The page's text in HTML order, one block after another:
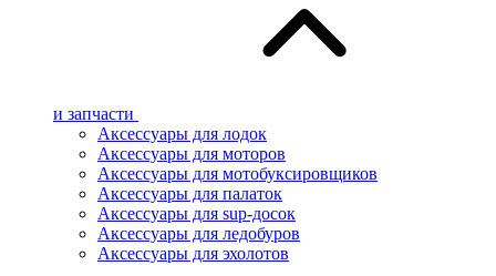
и запчасти
Аксессуары для лодок
Аксессуары для моторов
Аксессуары для мотобуксировщиков
Аксессуары для палаток
Аксессуары для sup-досок
Аксессуары для ледобуров
Аксессуары для эхолотов